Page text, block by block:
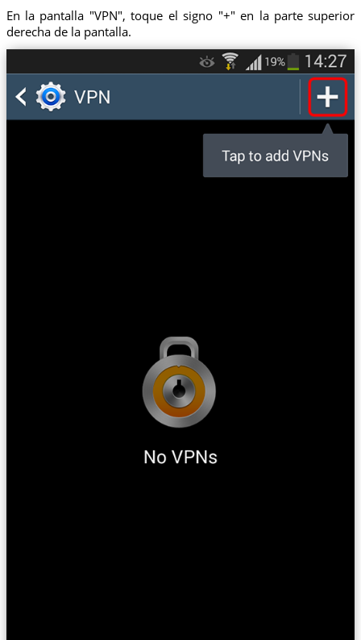
En la pantalla "VPN", toque el signo "+" en la parte superior
derecha de la pantalla.